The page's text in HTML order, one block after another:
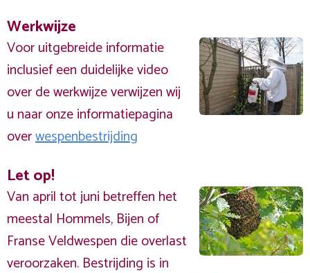
Werkwijze
Voor uitgebreide informatie
inclusief een duidelijke video
over de werkwijze verwijzen wij
u naar onze informatiepagina
overwespenbestrijding
Let op!
Van april tot juni betreffen het
meestal Hommels, Bijen of
Franse Veldwespen die overlast
veroorzaken. Bestrijding is in